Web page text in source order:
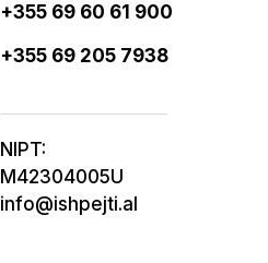
+355 69 60 61 900
+355 69 205 7938
NIPT:
M42304005U
info@ishpejti.al